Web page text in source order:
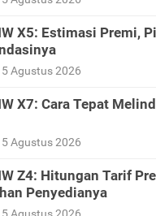
X5: Estimasi Premi,
5 Agustus 2026
X7: Cara Tepat
5 Agustus 2026
Z4: Hitungan Tarif
Penyedianya
5 Agustus 2026